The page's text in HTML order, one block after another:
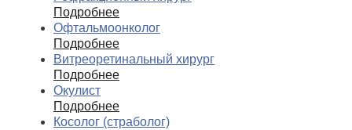
Подробнее
Офтальмоонколог
Подробнее
Витреоретинальный хирург
Подробнее
Окулист
Подробнее
Косолог (страболог)